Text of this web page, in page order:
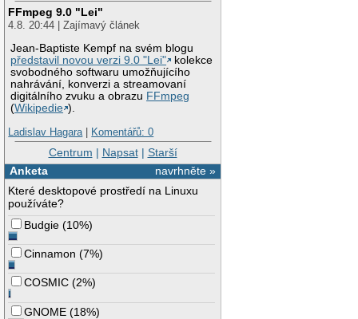
FFmpeg 9.0 "Lei"
4.8. 20:44 | Zajímavý článek
Jean-Baptiste Kempf na svém blogu
představil novou verzi 9.0 "Lei"
kolekce
svobodného softwaru umožňujícího
nahrávání, konverzi a streamovaní
digitálního zvuku a obrazu FFmpeg
(Wikipedie ).
Ladislav Hagara | Komentářů: 0
Centrum | Napsat| Starší
navrhněte »
Anketa
Které desktopové prostředí na Linuxu
používáte?
Budgie (10%)
Cinnamon (7%)
COSMIC (2%)
GNOME (18%)